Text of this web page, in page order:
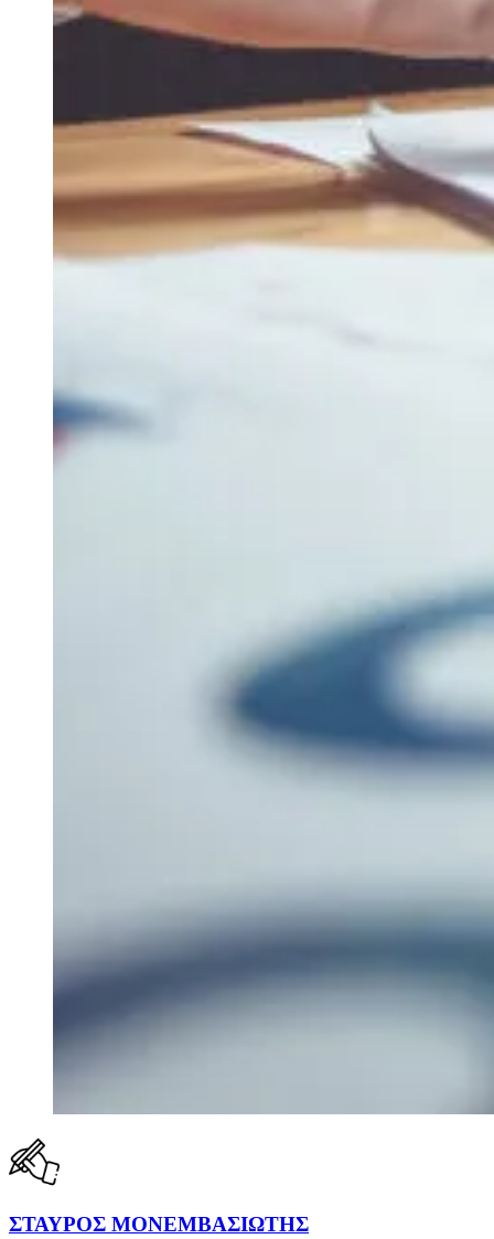
ΣΤΑΥΡΟΣ ΜΟΝΕΜΒΑΣΙΩΤΗΣ